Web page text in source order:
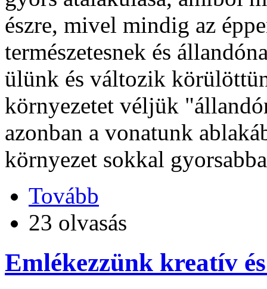
észre, mivel mindig az
természetesnek és
ülünk és változik
környezetet véljük
azonban a vonatunk
környezet sokkal
Tovább
23 olvasás
Emlékezzünk kreatív